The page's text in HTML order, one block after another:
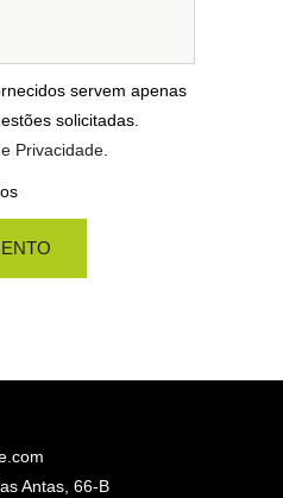
servem apenas
solicitadas.
Privacidade
Antas, 66-B